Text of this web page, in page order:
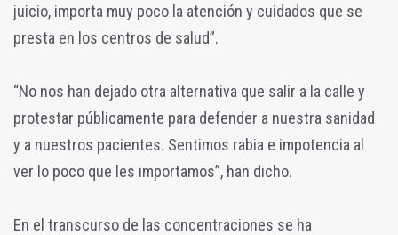
juicio, importa muy poco la atención y cuidados que se
presta en los centros de salud”.
“No nos han dejado otra alternativa que salir a la calle y
protestar públicamente para defender a nuestra sanidad
y a nuestros pacientes. Sentimos rabia e impotencia al
ver lo poco que les importamos”, han dicho.
En el transcurso de las concentraciones se ha